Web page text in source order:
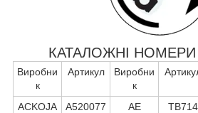
КАТАЛОЖНІ НОМЕРИ
Виробни
к
Артикул
Виробни
к
ACKOJA A520077 AE TB714